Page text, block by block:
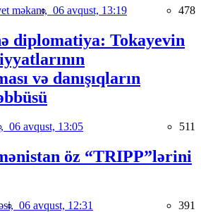
məkanı, 06 avqust, 13:19 478
diplomatiya: Tokayevin
və danışıqların
06 avqust, 13:05 511
öz “TRIPP”lərini
06 avqust, 12:31 391